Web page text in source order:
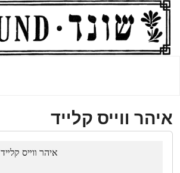
איהר װײס קלײד
איהר װײס קלײד